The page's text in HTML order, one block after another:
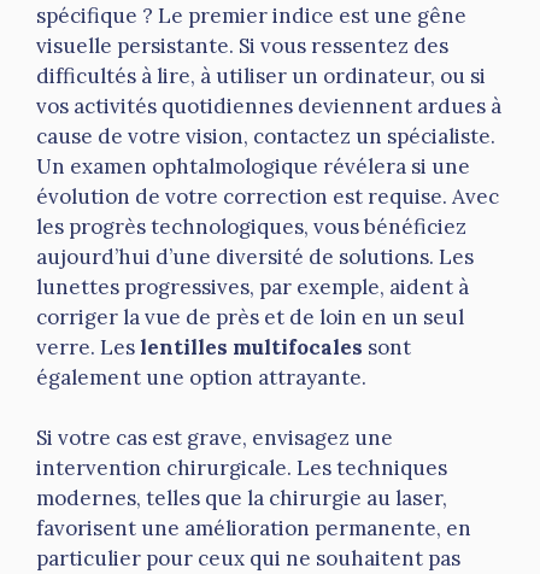
spécifique ? Le premier indice est une gêne
visuelle persistante. Si vous ressentez des
difficultés à lire, à utiliser un ordinateur, ou si
vos activités quotidiennes deviennent ardues à
cause de votre vision, contactez un spécialiste.
Un examen ophtalmologique révélera si une
évolution de votre correction est requise. Avec
les progrès technologiques, vous bénéficiez
aujourd’hui d’une diversité de solutions. Les
lunettes progressives, par exemple, aident à
corriger la vue de près et de loin en un seul
verre. Les lentilles multifocales sont
également une option attrayante.
Si votre cas est grave, envisagez une
intervention chirurgicale. Les techniques
modernes, telles que la chirurgie au laser,
favorisent une amélioration permanente, en
particulier pour ceux qui ne souhaitent pas